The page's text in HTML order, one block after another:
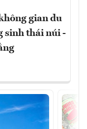
gian du
sinh thái núi -